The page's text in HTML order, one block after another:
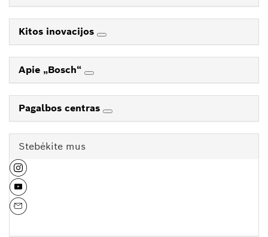
Kitos inovacijos
Apie „Bosch“
Pagalbos centras
Stebėkite mus